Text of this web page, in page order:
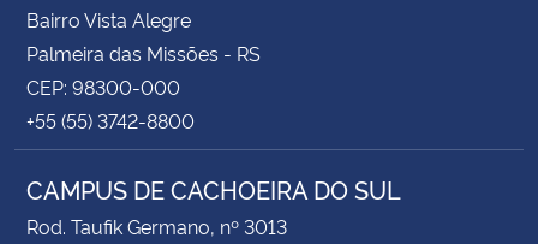
Bairro Vista Alegre
Palmeira das Missões - RS
CEP: 98300-000
+55 (55) 3742-8800
CAMPUS DE CACHOEIRA DO SUL
Rod. Taufik Germano, nº 3013